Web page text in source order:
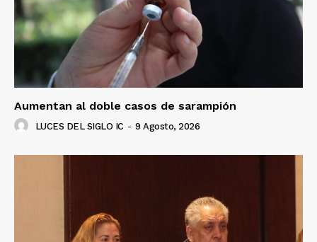
Aumentan al doble casos de sarampión
LUCES DEL SIGLO IC - 9 Agosto, 2026